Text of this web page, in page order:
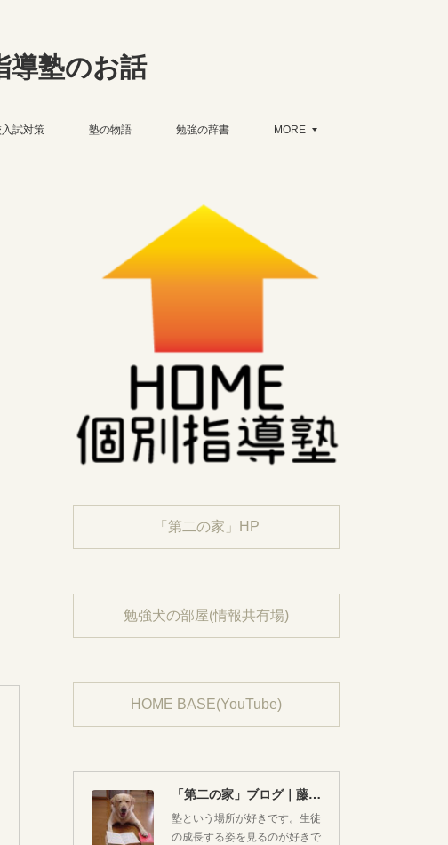
導塾のお話
試対策 塾の物語 勉強の辞書 MORE
「第二の家」HP
勉強犬の部屋(情報共有場)
HOME BASE(YouTube)
「第二の家」ブログ｜藤沢市の個別指導塾のお話
塾という場所が好きです。生徒
の成長する姿を見るのが好きで